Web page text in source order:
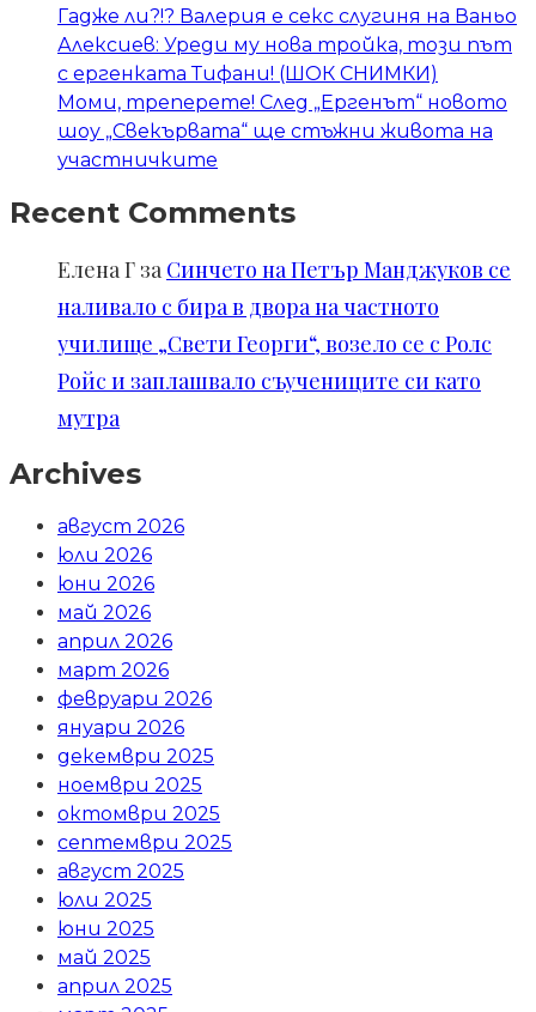
Гадже ли?!? Валерия е секс слугиня на Ваньо
Алексиев: Уреди му нова тройка, този път
с ергенката Тифани! (ШОК СНИМКИ)
Моми, треперете! След „Ергенът“ новото
шоу „Свекървата“ ще стъжни живота на
участничките
Recent Comments
Елена Г за Синчето на Петър Манджуков се
наливало с бира в двора на частното
училище „Свети Георги“, возело се с Ролс
Ройс и заплашвало съучениците си като
мутра
Archives
август 2026
юли 2026
юни 2026
май 2026
април 2026
март 2026
февруари 2026
януари 2026
декември 2025
ноември 2025
октомври 2025
септември 2025
август 2025
юли 2025
юни 2025
май 2025
април 2025